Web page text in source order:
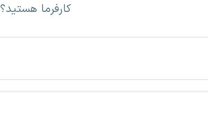
کارفرما هستید؟